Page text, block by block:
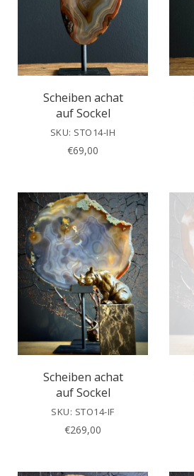
Scheiben achat
auf Sockel
SKU: STO14-IH
€69,00
Scheiben achat
auf Sockel
SKU: STO14-IF
€269,00